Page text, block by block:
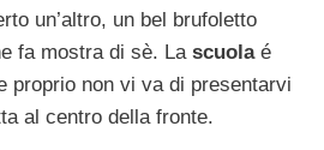
un’altro, un bel brufoletto
fa mostra di sè. La scuolaé
proprio non vi va di presentarvi
al centro della fronte.